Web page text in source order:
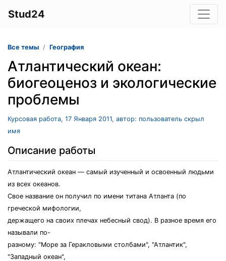
Stud24
Все темы География
Атлантический океан:
биогеоценоз и экологические
проблемы
Курсовая работа, 17 Января 2011, автор: пользователь скрыл
имя
Описание работы
Атлантический океан — самый изученный и освоенный людьми
из всех океанов.
Свое название он получил по имени титана Атланта (по
греческой мифологии,
держащего на своих плечах небесный свод). В разное время его
называли по-
разному: "Море за Геракловыми столбами", "Атлантик",
"Западный океан",